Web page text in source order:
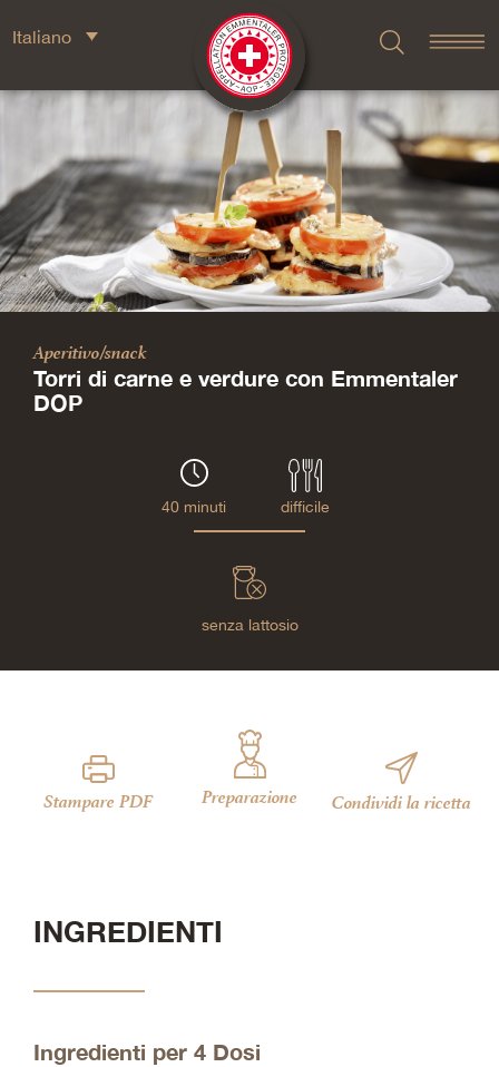
Italiano
Aperitivo/snack
Torri di carne e verdure con Emmentaler
DOP
40 minuti difficile
senza lattosio
Stampare PDF Preparazione Condividi la ricetta
INGREDIENTI
Ingredienti per 4 Dosi